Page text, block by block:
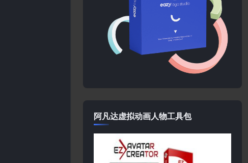
阿凡达虚拟动画人物工具包